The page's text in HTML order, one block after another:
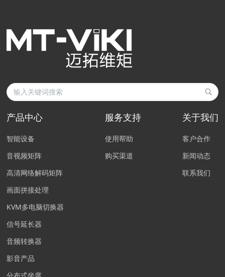
产品中心
智能设备
音视频矩阵
高清网络解码矩阵
画面拼接处理
KVM多电脑切换器
信号延长器
音频转换器
影音产品
服务支持
使用帮助
购买渠道
关于我们
客户合作
新闻动态
联系我们